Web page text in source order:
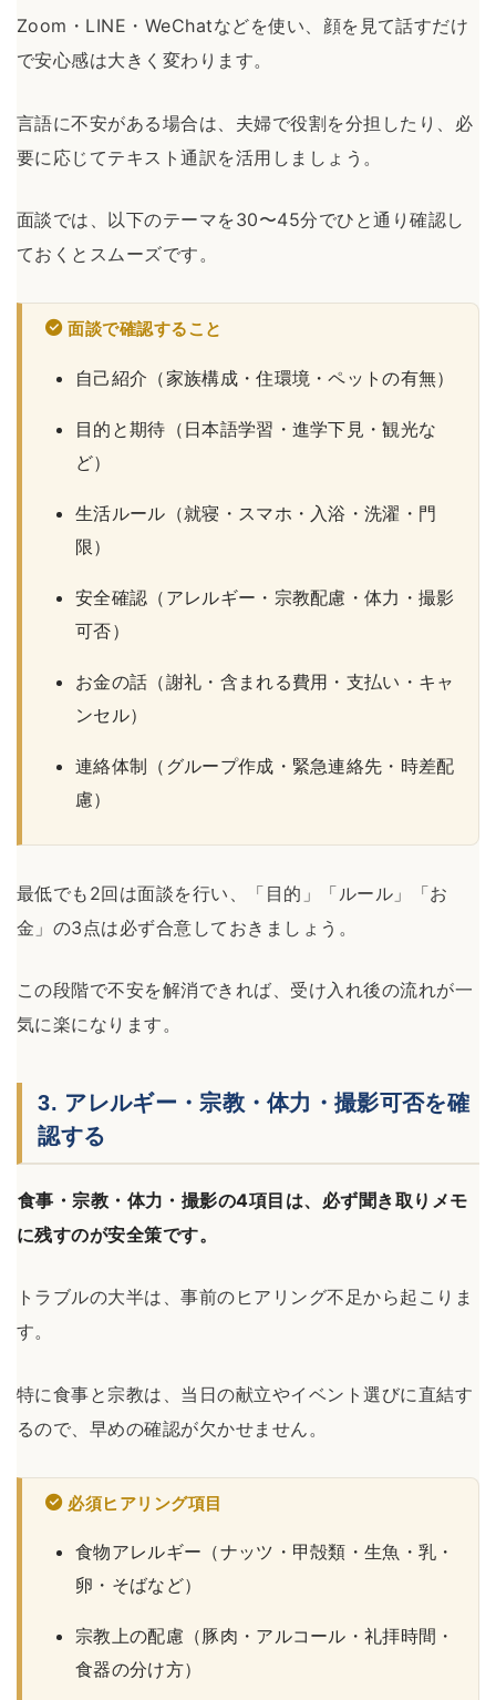
Zoom・LINE・WeChatなどを使い、顔を見て話すだけ
で安心感は大きく変わります。
言語に不安がある場合は、夫婦で役割を分担したり、必
要に応じてテキスト通訳を活用しましょう。
面談では、以下のテーマを30〜45分でひと通り確認し
ておくとスムーズです。
面談で確認すること
自己紹介（家族構成・住環境・ペットの有無）
目的と期待（日本語学習・進学下見・観光な
ど）
生活ルール（就寝・スマホ・入浴・洗濯・門
限）
安全確認（アレルギー・宗教配慮・体力・撮影
可否）
お金の話（謝礼・含まれる費用・支払い・キャ
ンセル）
連絡体制（グループ作成・緊急連絡先・時差配
慮）
最低でも2回は面談を行い、「目的」「ルール」「お
金」の3点は必ず合意しておきましょう。
この段階で不安を解消できれば、受け入れ後の流れが一
気に楽になります。
3. アレルギー・宗教・体力・撮影可否を確
認する
食事・宗教・体力・撮影の4項目は、必ず聞き取りメモ
に残すのが安全策です。
トラブルの大半は、事前のヒアリング不足から起こりま
す。
特に食事と宗教は、当日の献立やイベント選びに直結す
るので、早めの確認が欠かせません。
必須ヒアリング項目
食物アレルギー（ナッツ・甲殻類・生魚・乳・
卵・そばなど）
宗教上の配慮（豚肉・アルコール・礼拝時間・
食器の分け方）